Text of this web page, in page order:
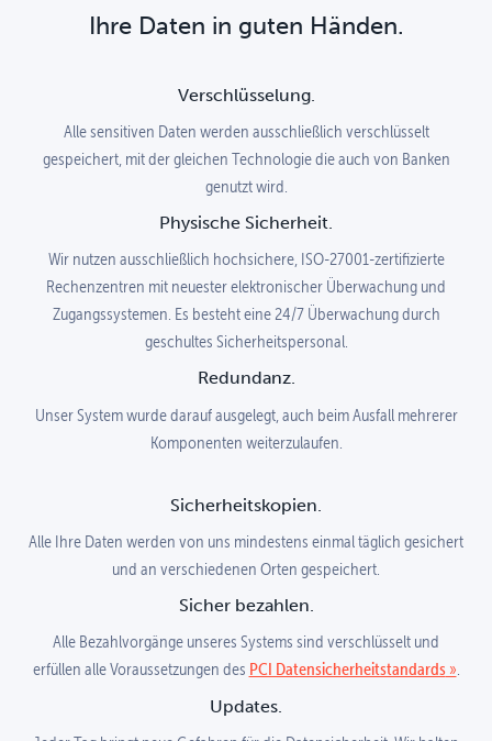
Ihre Daten in guten Händen.
Verschlüsselung.
Alle sensitiven Daten werden ausschließlich verschlüsselt
gespeichert, mit der gleichen Technologie die auch von Banken
genutzt wird.
Physische Sicherheit.
Wir nutzen ausschließlich hochsichere, ISO-27001-zertifizierte
Rechenzentren mit neuester elektronischer Überwachung und
Zugangssystemen. Es besteht eine 24/7 Überwachung durch
geschultes Sicherheitspersonal.
Redundanz.
Unser System wurde darauf ausgelegt, auch beim Ausfall mehrerer
Komponenten weiterzulaufen.
Sicherheitskopien.
Alle Ihre Daten werden von uns mindestens einmal täglich gesichert
und an verschiedenen Orten gespeichert.
Sicher bezahlen.
Alle Bezahlvorgänge unseres Systems sind verschlüsselt und
erfüllen alle Voraussetzungen des PCI Datensicherheitstandards
.
Updates.